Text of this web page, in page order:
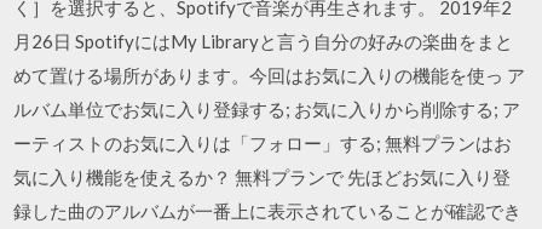
く］を選択すると、Spotifyで音楽が再生されます。 2019年2
月26日 SpotifyにはMy Libraryと言う自分の好みの楽曲をまと
めて置ける場所があります。今回はお気に入りの機能を使っ ア
ルバム単位でお気に入り登録する; お気に入りから削除する; ア
ーティストのお気に入りは「フォロー」する; 無料プランはお
気に入り機能を使えるか？ 無料プランで 先ほどお気に入り登
録した曲のアルバムが一番上に表示されていることが確認でき